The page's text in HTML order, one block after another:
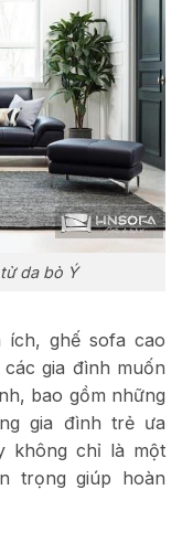
da bò Ý
ích, ghế sofa cao
gia đình muốn
bao gồm những
gia đình trẻ ưa
không chỉ là một
trọng giúp hoàn